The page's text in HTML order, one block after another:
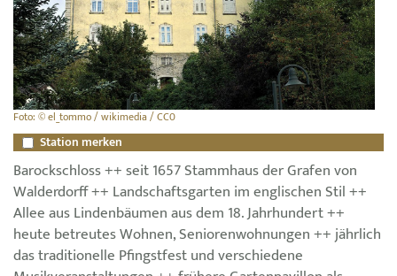
Foto: © el_tommo / wikimedia / CC0
Station merken
Barockschloss ++ seit 1657 Stammhaus der Grafen von
Walderdorff ++ Landschaftsgarten im englischen Stil ++
Allee aus Lindenbäumen aus dem 18. Jahrhundert ++
heute betreutes Wohnen, Seniorenwohnungen ++ jährlich
das traditionelle Pfingstfest und verschiedene